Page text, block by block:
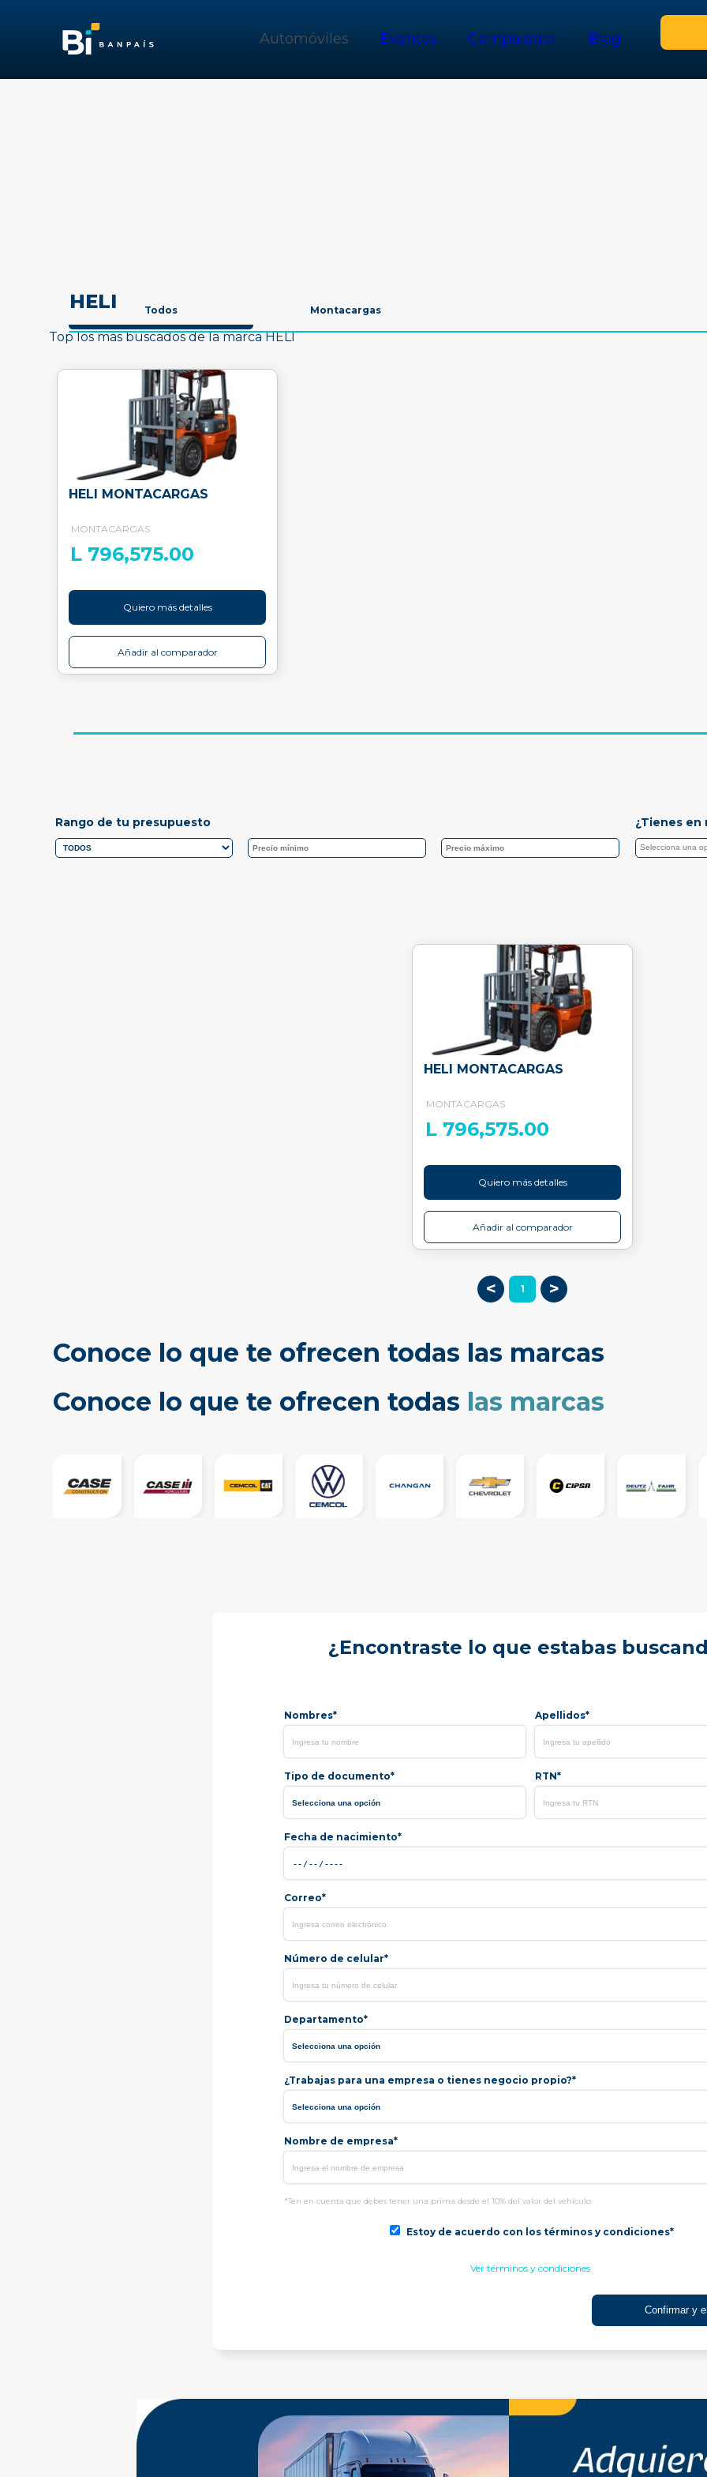
Automóviles Eventos Comparador Blog
HELI Todos Montacargas
Top los más buscados de la marca HELI
HELI MONTACARGAS
MONTACARGAS
L 796,575.00
Quiero más detalles
Añadir al comparador
Rango de tu presupuesto ¿Tienes en
HELI MONTACARGAS
MONTACARGAS
L 796,575.00
Quiero más detalles
Añadir al comparador
< 1 >
Conoce lo que te ofrecen todas las marcas
Conoce lo que te ofrecen todas las marcas
¿Encontraste lo que estabas
Nombres* Apellidos*
Tipo de documento* RTN*
Fecha de nacimiento*
Correo*
Número de celular*
Departamento*
¿Trabajas para una empresa o tienes negocio propio?*
Nombre de empresa*
*Ten en cuenta que debes tener una prima desde el 10% del valor del vehículo.
Estoy de acuerdo con los términos y condiciones*
Ver términos y condiciones